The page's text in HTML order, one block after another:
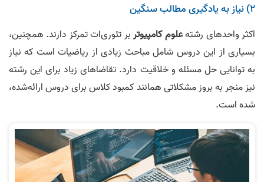
۲) نیاز به یادگیری مطالب سنگین
اکثر واحدهای رشتهعلوم کامپیوتربر تئوری‌ات تمرکز دارند. همچنین،
بسیاری از این دروس شامل مباحث زیادی از ریاضیات است که نیاز
به توانایی حل مسئله و خلاقیت دارد. تقاضاهای زیاد برای این رشته
نیز منجر به بروز مشکلاتی همانند کمبود کلاس برای دروس ارائه‌شده،
شده است.